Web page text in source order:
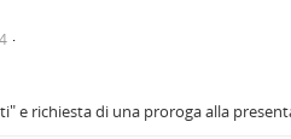
e richiesta di una proroga alla